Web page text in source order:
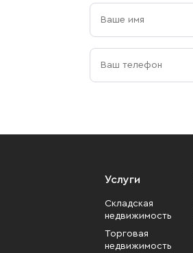
Услуги
Складская
недвижимость
Торговая
недвижимость